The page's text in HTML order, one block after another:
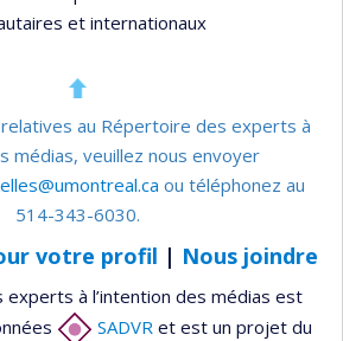
et internationaux
au Répertoire des experts à
médias, veuillez nous envoyer
ou téléphonez au
514-343-6030.
votre profil | Nous joindre
à l’intention des médias est
SADVRet est un projet du